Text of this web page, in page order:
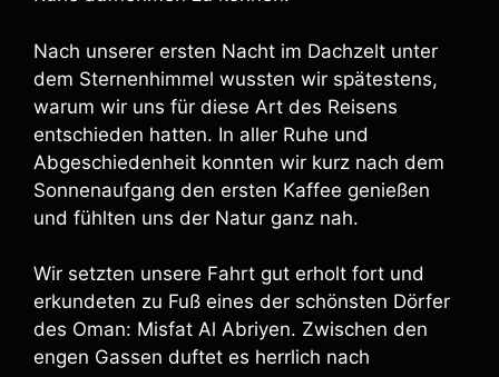
Nach unserer ersten Nacht im Dachzelt unter
dem Sternenhimmel wussten wir spätestens,
warum wir uns für diese Art des Reisens
entschieden hatten. In aller Ruhe und
Abgeschiedenheit konnten wir kurz nach dem
Sonnenaufgang den ersten Kaffee genießen
und fühlten uns der Natur ganz nah.
Wir setzten unsere Fahrt gut erholt fort und
erkundeten zu Fuß eines der schönsten Dörfer
des Oman: Misfat Al Abriyen. Zwischen den
engen Gassen duftet es herrlich nach